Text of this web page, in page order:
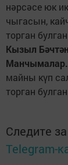
нәрсәсе юк
чыгасын,
торган
Кызыл
Манчымалар.
майны күп
торган
Следите
Telegram-